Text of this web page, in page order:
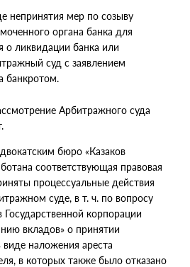
непринятия мер по созыву
органа банка для
о ликвидации банка или
суд с заявлением
банкротом.
Арбитражного суда
бюро «Казаков
соответствующая правовая
процессуальные действия
суде, в т. ч.по вопросу
Государственной корпорации
вкладов» о принятии
наложения ареста
в которых также было отказано